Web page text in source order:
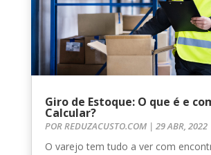
Giro de Estoque: O que é e
Calcular?
PORREDUZACUSTO.COM| 29 ABR, 2022
O varejo tem tudo a ver com